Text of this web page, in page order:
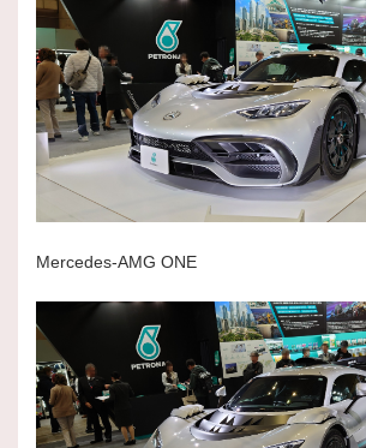
Mercedes-AMG ONE